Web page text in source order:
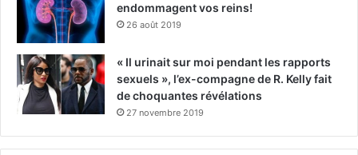
endommagent vos reins!
26 août 2019
« Il urinait sur moi pendant les rapports
sexuels », l’ex-compagne de R. Kelly fait
de choquantes révélations
27 novembre 2019